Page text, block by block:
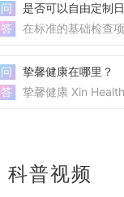
问
是否可以自由定制
答
在标准的基础检查项目之上，用户可根据自身需要，定
问
挚馨健康在哪里？
答
挚馨健康 Xin Health 是上海的一家提供专业严谨健康
科普视频